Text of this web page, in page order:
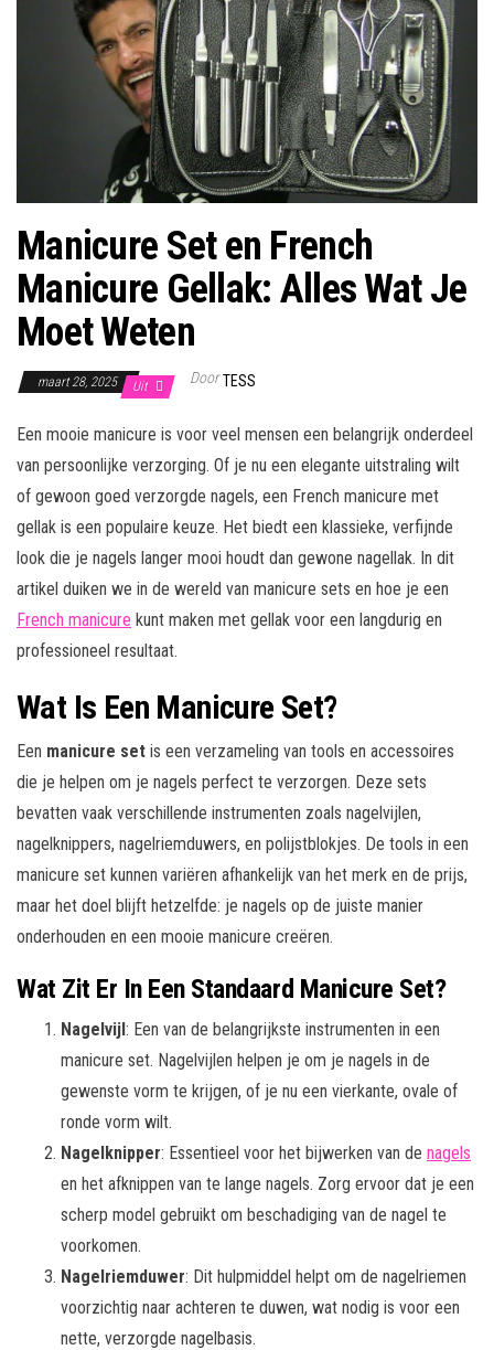
Manicure Set en French
Manicure Gellak: Alles Wat Je
Moet Weten
maart 28, 2025 Uit Door TESS
Een mooie manicure is voor veel mensen een belangrijk onderdeel
van persoonlijke verzorging. Of je nu een elegante uitstraling wilt
of gewoon goed verzorgde nagels, een French manicure met
gellak is een populaire keuze. Het biedt een klassieke, verfijnde
look die je nagels langer mooi houdt dan gewone nagellak. In dit
artikel duiken we in de wereld van manicure sets en hoe je een
French manicure kunt maken met gellak voor een langdurig en
professioneel resultaat.
Wat Is Een Manicure Set?
Een manicure set is een verzameling van tools en accessoires
die je helpen om je nagels perfect te verzorgen. Deze sets
bevatten vaak verschillende instrumenten zoals nagelvijlen,
nagelknippers, nagelriemduwers, en polijstblokjes. De tools in een
manicure set kunnen variëren afhankelijk van het merk en de prijs,
maar het doel blijft hetzelfde: je nagels op de juiste manier
onderhouden en een mooie manicure creëren.
Wat Zit Er In Een Standaard Manicure Set?
Nagelvijl: Een van de belangrijkste instrumenten in een
manicure set. Nagelvijlen helpen je om je nagels in de
gewenste vorm te krijgen, of je nu een vierkante, ovale of
ronde vorm wilt.
Nagelknipper: Essentieel voor het bijwerken van de nagels
en het afknippen van te lange nagels. Zorg ervoor dat je een
scherp model gebruikt om beschadiging van de nagel te
voorkomen.
Nagelriemduwer: Dit hulpmiddel helpt om de nagelriemen
voorzichtig naar achteren te duwen, wat nodig is voor een
nette, verzorgde nagelbasis.